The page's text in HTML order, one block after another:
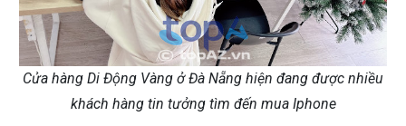
Cửa hàng Di Động Vàng ở Đà Nẵng hiện đang được nhiều
khách hàng tin tưởng tìm đến mua Iphone